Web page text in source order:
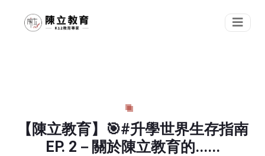
【陳立教育】🎯#升學世界生存指南
EP. 2－關於陳立教育的......